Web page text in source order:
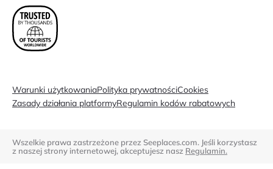
Warunki użytkowaniaPolityka prywatnościCookies
Zasady działania platformyRegulamin kodów rabatowych
Wszelkie prawa zastrzeżone przez Seeplaces.com. Jeśli korzystasz
z naszej strony internetowej, akceptujesz nasz Regulamin.